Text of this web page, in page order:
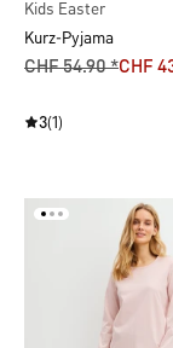
Kids Easter
Kurz-Pyjama
CHF 54.90 *CHF
3(1)